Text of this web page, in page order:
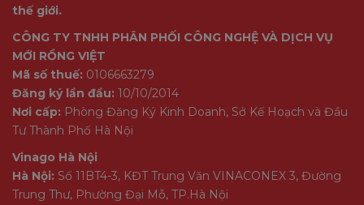
thế giới.
CÔNG TY TNHH PHÂN PHỐI CÔNG NGHỆ VÀ DỊCH VỤ
MỚI RỒNG VIỆT
Mã số thuế: 0106663279
Đăng ký lần đầu: 10/10/2014
Nơi cấp: Phòng Đăng Ký Kinh Doanh, Sở Kế Hoạch và Đầu
Tư Thành Phố Hà Nội
Vinago Hà Nội
Hà Nội: Số 11BT4-3, KĐT Trung Văn VINACONEX 3, Đường
Trung Thư, Phường Đại Mỗ, TP.Hà Nội